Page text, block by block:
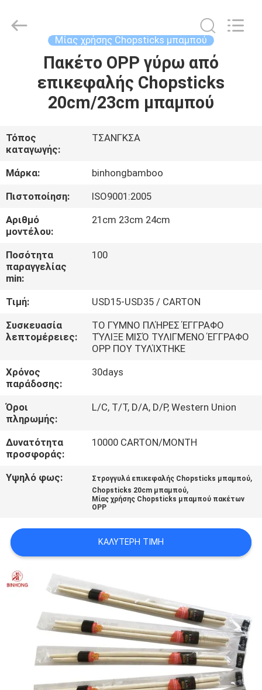
ΠΡΟΪΌΝΤΑ
ΠΕΡΊΠΟΥ
ΕΜΕΊΣ
ΓΎΡΟΣ
ΕΡΓΟΣΤΑΣΊΩΝ
ΠΟΙΟΤΙΚΌΣ
ΈΛΕΓΧΟΣ
ΜΑΣ
ΕΛΆΤΕ
ΕΠΑΦΉ
ΜΕ
ΕΙΔΉΣΕΙΣ
SITEMAP
and
Export
Μίας χρήσης Chopsticks μπαμπού
Πακέτο OPP γύρω από
επικεφαλής Chopsticks
20cm/23cm μπαμπού
Τόπος
καταγωγής:
ΤΣΑΝΓΚΣΑ
Μάρκα:
binhongbamboo
Πιστοποίηση:
ISO9001:2005
Αριθμό
μοντέλου:
21cm 23cm 24cm
Ποσότητα
παραγγελίας
min:
100
Τιμή:
USD15-USD35 / CARTON
Συσκευασία
λεπτομέρειες:
ΤΟ ΓΥΜΝΟ ΠΛΉΡΕΣ ΈΓΓΡΑΦΟ
ΤΎΛΙΞΕ ΜΙΣΌ ΤΥΛΙΓΜΈΝΟ ΈΓΓΡΑΦΟ
OPP ΠΟΥ ΤΥΛΊΧΤΗΚΕ
Χρόνος
παράδοσης:
30days
Όροι
πληρωμής:
L/C, T/T, D/A, D/P, Western Union
Δυνατότητα
προσφοράς:
10000 CARTON/MONTH
Υψηλό φως: Στρογγυλά επικεφαλής Chopsticks μπαμπού,
Chopsticks 20cm μπαμπού,
Μίας χρήσης Chopsticks μπαμπού πακέτων
OPP
ΚΑΛΎΤΕΡΗ ΤΙΜΉ